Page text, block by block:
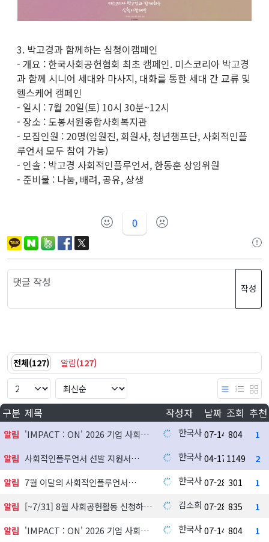
3. 박고경과 함께하는 심청이캠페인
- 개요 : 한국사회공헌협회 최초 캠페인. 미스코리아 박고경
과 함께 시니어 세대와 마사지, 대화를 통한 세대 간 교류 및
헬스케어 캠페인
- 일시 : 7월 20일(토) 10시 30분~12시
- 장소 : 도봉서원종합사회복지관
- 모집인원 : 20명(임원진, 회원사, 청년챔프단, 사회적인플
루언서 모두 참여 가능)
- 인솔 : 박고경 사회적인플루언서, 한동훈 상임위원
- 준비물 : 나눔, 배려, 공유, 상생
0
작성
전체(127) 알림(127)
구분 제목 작성자 날짜 조회 추천
알림 'IMPACT : ON' 2026 기업 사회공헌 실천사례 발굴 지원사업 참여기업 모집 한국사회공헌협회
07-14 804
1
알림
사회적인플루언서 선발 지원서 한국사회공헌협회
04-17 1149
2
알림
7월 이달의 사회적인플루언서 한국사회공헌협회
07-28 301
1
알림
[~7/31] 8월 사회공헌활동 신청하기 김소희 07-28 835
1
알림
'IMPACT : ON' 2026 기업 사회공헌 실천사례 발굴 지원사업 참여기업 모집 한국사회공헌협회
07-14 804
1